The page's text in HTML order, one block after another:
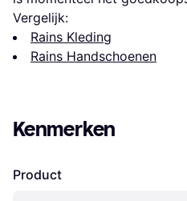
Vergelijk:
Rains Kleding
Rains Handschoenen
Kenmerken
Product